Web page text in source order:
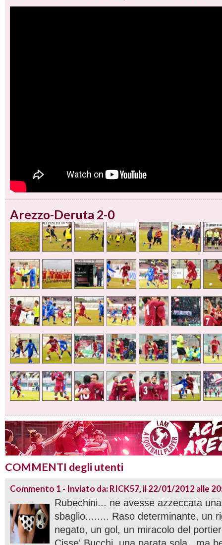
Arezzo-Deruta 2-0
COMMENTI degli utenti
Commento 1 - Inviato da: RICK57, il 22/01/2012 alle
Rubechini... ne avesse azzeccata
sbaglio........ Raso determinante, un
negato, un gol, un miracolo del
Cisse' Bucchi, una parata sola , ma